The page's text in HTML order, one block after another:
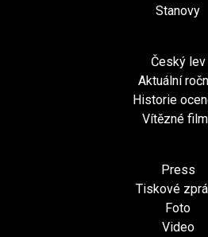
Stanovy
Český lev
Aktuální
Historie
Vítězné
Press
Tiskové
Foto
Video